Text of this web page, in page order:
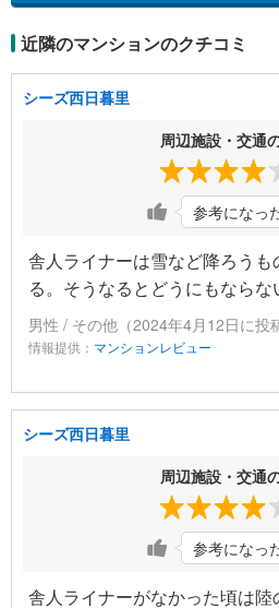
近隣のマンションのクチコミ
シーズ西日暮里
周辺施設・交通
参考になっ
舎人ライナーは雪など降ろう
る。そうなるとどうにもならな
男性 / その他（2024年4月12日に投
情報提供： マンションレビュー
シーズ西日暮里
周辺施設・交通
参考になっ
舎人ライナーがなかった頃は